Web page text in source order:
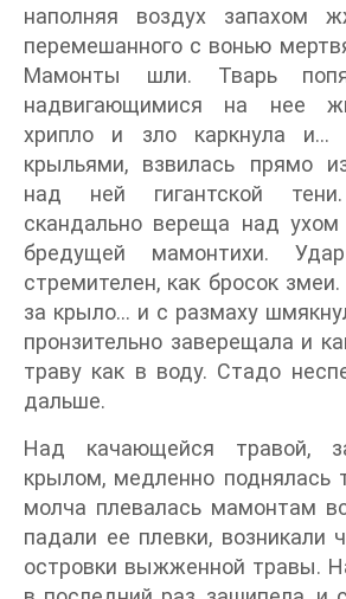
наполняя воздух запахом
перемешанного с вонью
Мамонты шли. Тварь
надвигающимися на нее
хрипло и зло каркнула и…
крыльями, взвилась прямо
над ней гигантской тени.
скандально вереща над
бредущей мамонтихи.
стремителен, как бросок
за крыло… и с размаху
пронзительно заверещала и
траву как в воду. Стадо
дальше.
Над качающейся травой,
крылом, медленно поднялась
молча плевалась мамонтам
падали ее плевки, возникали
островки выжженной травы.